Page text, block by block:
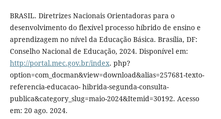
BRASIL. Diretrizes Nacionais Orientadoras para o
desenvolvimento do flexível processo híbrido de ensino e
aprendizagem no nível da Educação Básica. Brasília, DF:
Conselho Nacional de Educação, 2024. Disponível em:
http://portal.mec.gov.br/index. php?
option=com_docman&view=download&alias=257681-texto-
referencia-educacao- hibrida-segunda-consulta-
publica&category_slug=maio-2024&Itemid=30192. Acesso
em: 20 ago. 2024.